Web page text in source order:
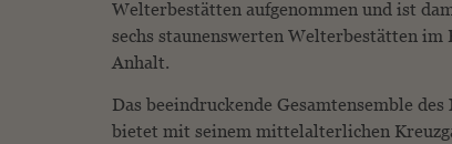
Welterbestätten aufgenommen und ist
sechs staunenswerten Welterbestätten im
Anhalt.
Das beeindruckende Gesamtensemble
bietet mit seinem mittelalterlichen